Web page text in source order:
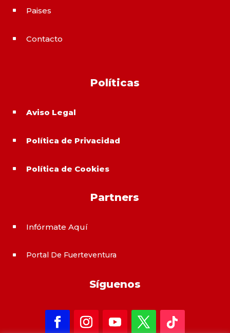
^ Paises
^ Contacto
Políticas
^ Aviso Legal
^ Política de Privacidad
^ Política de Cookies
Partners
^ Infórmate Aquí
^ Portal De Fuerteventura
Síguenos